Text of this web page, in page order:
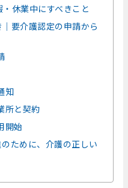
休業中にすべきこと
要介護認定の申請から
知
所と契約
開始
ために、介護の正しい